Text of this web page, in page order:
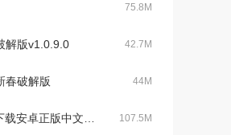
75.8M
解版v1.0.9.0 42.7M
春破解版 44M
107.5M